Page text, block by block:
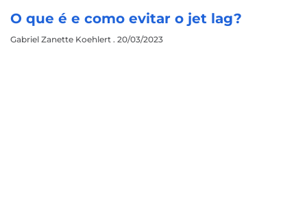
O que é e como evitar o jet lag?
Gabriel Zanette Koehlert 20/03/2023